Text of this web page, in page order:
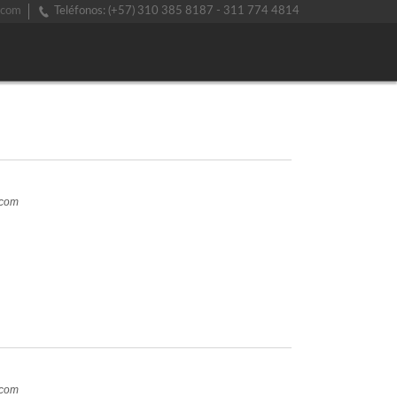
Teléfonos: (+57) 310 385 8187 - 311 774 4814